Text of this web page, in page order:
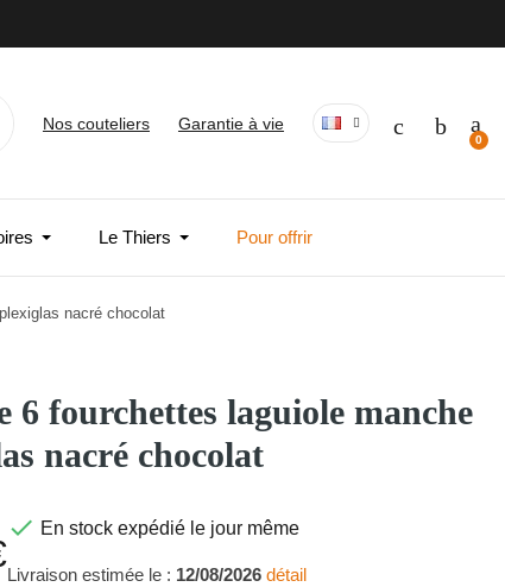
Nos couteliers Garantie à vie
Le Thiers Pour offrir
nacré chocolat
6 fourchettes laguiole manche
nacré chocolat
 En stock expédié le jour même
Livraison estimée le : 12/08/2026 détail